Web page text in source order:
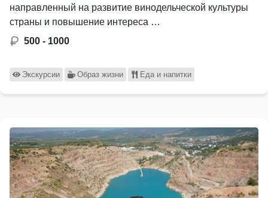
направленный на развитие винодельческой культуры
страны и повышение интереса …
500 - 1000
Экскурсии Образ жизни Еда и напитки